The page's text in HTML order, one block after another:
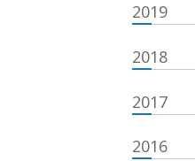
2019
2018
2017
2016